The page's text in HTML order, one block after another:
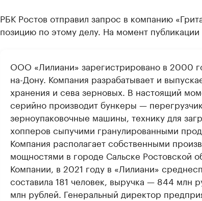
РБК Ростов отправил запрос в компанию
позицию по этому делу. На момент публикации
ООО «Лилиани» зарегистрировано в 2000
на-Дону. Компания разрабатывает и
хранения и сева зерновых. В настоящий
серийно производит бункеры —
зерноупаковочные машины, технику для
хопперов сыпучими гранулированными
Компания располагает собственными
мощностями в городе Сальске Ростовской
Компании, в 2021 году в «Лилиани»
составила 181 человек, выручка — 844 млн
млн рублей. Генеральный директор